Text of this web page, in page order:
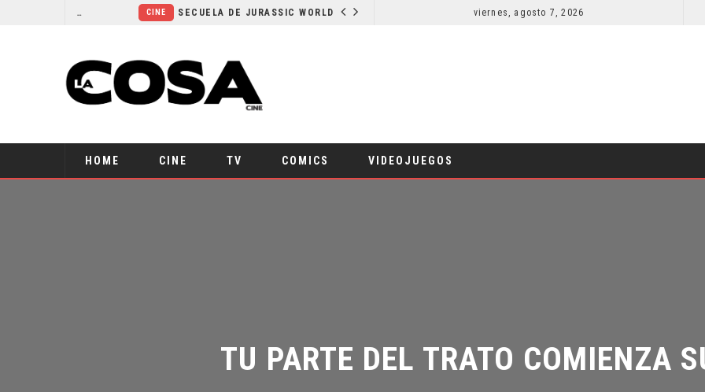
SECUELA DE JURASSIC WORLD REBIRTH PIERDE DIRECTOR RESEÑA LA INVITACIÓN: OLIVIA WILDE REFLEXIONA SOBRE LA VIDA CONYUGAL
viernes, agosto 7, 2026
HOME CINE TV COMICS VIDEOJUEGOS
TU PARTE DEL TRATO COMIENZA SU